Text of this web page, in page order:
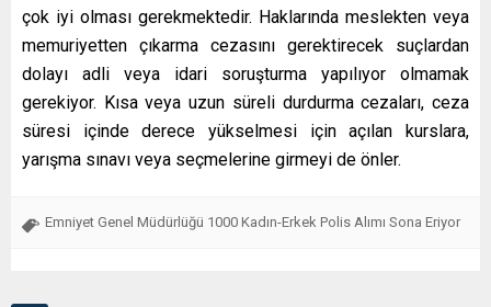
çok iyi olması gerekmektedir. Haklarında meslekten veya
memuriyetten çıkarma cezasını gerektirecek suçlardan
dolayı adli veya idari soruşturma yapılıyor olmamak
gerekiyor. Kısa veya uzun süreli durdurma cezaları, ceza
süresi içinde derece yükselmesi için açılan kurslara,
yarışma sınavı veya seçmelerine girmeyi de önler.
Emniyet Genel Müdürlüğü 1000 Kadın-Erkek Polis Alımı Sona Eriyor